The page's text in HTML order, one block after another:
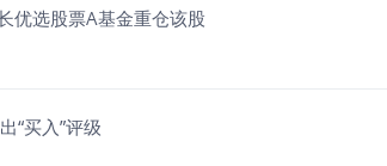
优选股票A基金重仓该股
“买入”评级